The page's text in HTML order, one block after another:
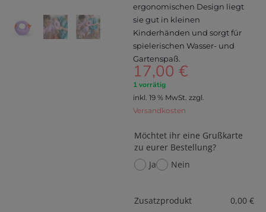
ergonomischen Design liegt
sie gut in kleinen
Kinderhänden und sorgt für
spielerischen Wasser- und
Gartenspaß.
17,00 €
1 vorrätig
inkl. 19 % MwSt. zzgl.
Versandkosten
Möchtet ihr eine Grußkarte
zu eurer Bestellung?
Ja
Nein
Zusatzprodukt 0,00€